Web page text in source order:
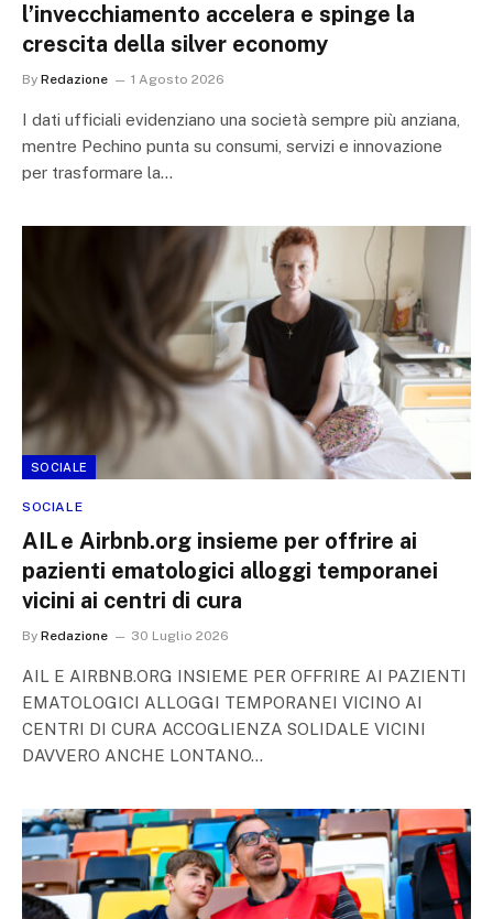
l’invecchiamento accelera e spinge la
crescita della silver economy
By Redazione 1 Agosto 2026
I dati ufficiali evidenziano una società sempre più anziana,
mentre Pechino punta su consumi, servizi e innovazione
per trasformare la…
SOCIALE
SOCIALE
AIL e Airbnb.org insieme per offrire ai
pazienti ematologici alloggi temporanei
vicini ai centri di cura
By Redazione 30 Luglio 2026
AIL E AIRBNB.ORG INSIEME PER OFFRIRE AI PAZIENTI
EMATOLOGICI ALLOGGI TEMPORANEI VICINO AI
CENTRI DI CURA ACCOGLIENZA SOLIDALE VICINI
DAVVERO ANCHE LONTANO…